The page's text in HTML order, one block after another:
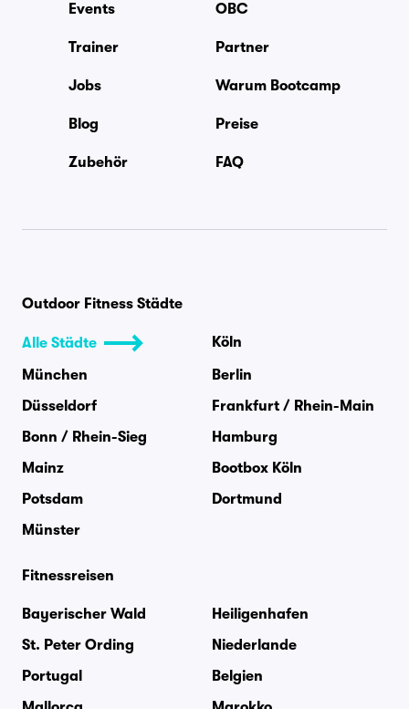
Events OBC
Trainer Partner
Jobs Warum Bootcamp
Blog Preise
Zubehör FAQ
Outdoor Fitness Städte
Alle Städte
Köln
München
Berlin
Düsseldorf
Frankfurt / Rhein-Main
Bonn / Rhein-Sieg
Hamburg
Mainz
Bootbox Köln
Potsdam
Dortmund
Münster
Fitnessreisen
Bayerischer Wald
Heiligenhafen
St. Peter Ording
Niederlande
Portugal
Belgien